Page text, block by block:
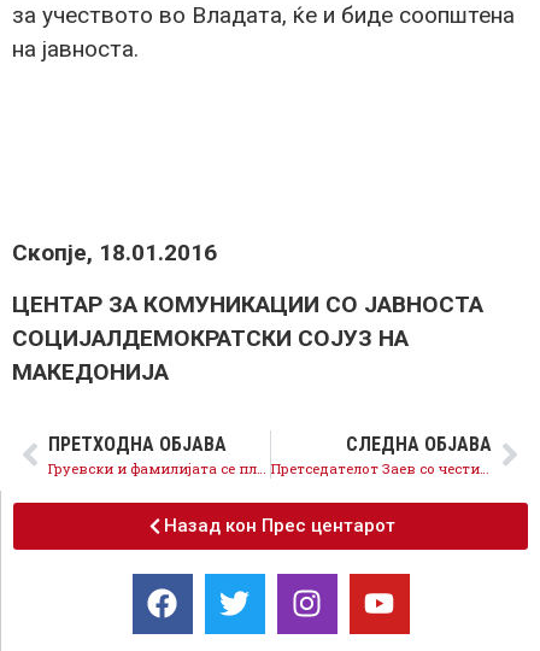
за учеството во Владата, ќе и биде соопштена
на јавноста.
Скопје, 18.01.2016
ЦЕНТАР ЗА КОМУНИКАЦИИ СО ЈАВНОСТА
СОЦИЈАЛДЕМОКРАТСКИ СОЈУЗ НА
МАКЕДОНИЈА
ПРЕТХОДНА ОБЈАВА СЛЕДНА ОБЈАВА
Претседателот Заев со честитка за Богојавление – Водици
Назад кон Прес центарот